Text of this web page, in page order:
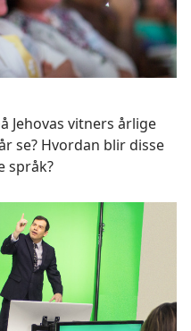
Jehovas vitners årlige
se? Hvordan blir disse
språk?